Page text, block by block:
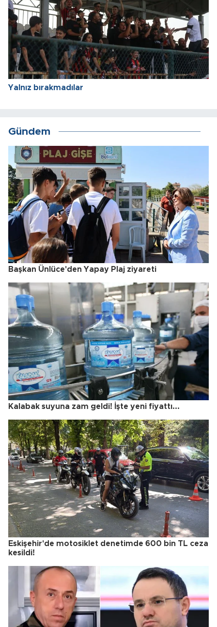
Yalnız bırakmadılar
Gündem
Başkan Ünlüce'den Yapay Plaj ziyareti
Kalabak suyuna zam geldi! İşte yeni fiyattı...
Eskişehir'de motosiklet denetimde 600 bin TL ceza
kesildi!